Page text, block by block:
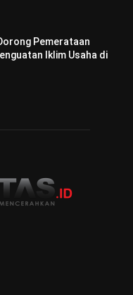
Pemerataan
Iklim Usaha di